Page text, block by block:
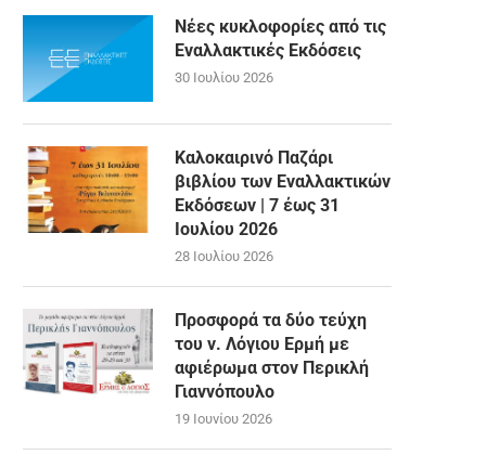
Νέες κυκλοφορίες από τις
Εναλλακτικές Εκδόσεις
30 Ιουλίου 2026
Καλοκαιρινό Παζάρι
βιβλίου των Εναλλακτικών
Εκδόσεων | 7 έως 31
Ιουλίου 2026
28 Ιουλίου 2026
Προσφορά τα δύο τεύχη
του ν. Λόγιου Ερμή με
αφιέρωμα στον Περικλή
Γιαννόπουλο
19 Ιουνίου 2026